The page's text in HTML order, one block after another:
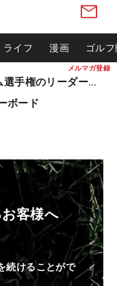
メルマガ登録
ライフ 漫画 ゴル
松山英樹ら出場 ウィンダム選手権のリーダーボード
ボード
客様へ
続けることがで